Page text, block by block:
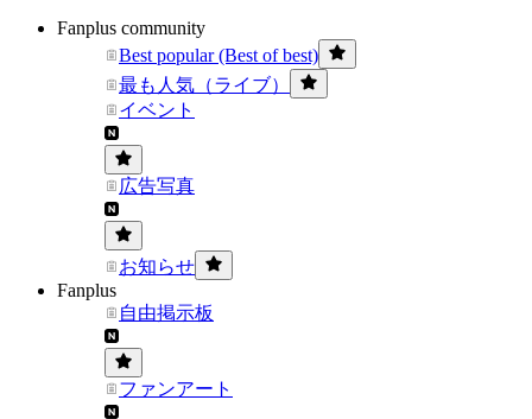
Fanplus community
Best popular (Best of best)
最も人気（ライブ）
イベント
広告写真
お知らせ
Fanplus
自由掲示板
ファンアート